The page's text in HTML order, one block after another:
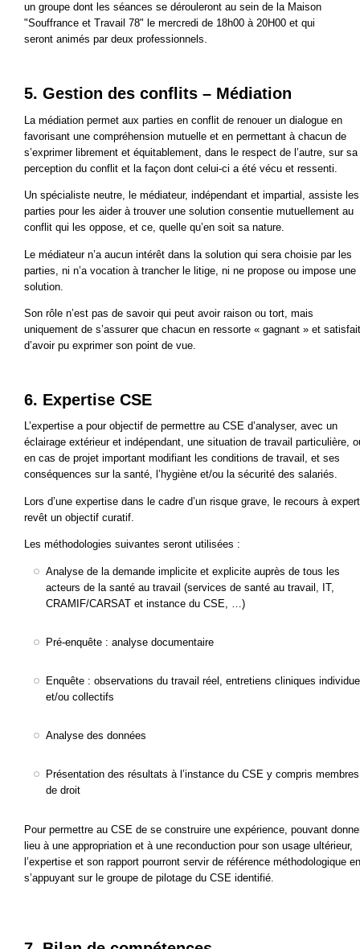
un groupe dont les séances se dérouleront au sein de la Maison
"Souffrance et Travail 78" le mercredi de 18h00 à 20H00 et qui
seront animés par deux professionnels.
5. Gestion des conflits – Médiation
La médiation permet aux parties en conflit de renouer un dialogue en
favorisant une compréhension mutuelle et en permettant à chacun de
s’exprimer librement et équitablement, dans le respect de l’autre, sur sa
perception du conflit et la façon dont celui-ci a été vécu et ressenti.
Un spécialiste neutre, le médiateur, indépendant et impartial, assiste les
parties pour les aider à trouver une solution consentie mutuellement au
conflit qui les oppose, et ce, quelle qu’en soit sa nature.
Le médiateur n’a aucun intérêt dans la solution qui sera choisie par les
parties, ni n’a vocation à trancher le litige, ni ne propose ou impose une
solution.
Son rôle n’est pas de savoir qui peut avoir raison ou tort, mais
uniquement de s’assurer que chacun en ressorte « gagnant » et satisfait
d’avoir pu exprimer son point de vue.
6. Expertise CSE
L’expertise a pour objectif de permettre au CSE d’analyser, avec un
éclairage extérieur et indépendant, une situation de travail particulière,
en cas de projet important modifiant les conditions de travail, et ses
conséquences sur la santé, l’hygiène et/ou la sécurité des salariés.
Lors d’une expertise dans le cadre d’un risque grave, le recours à expert
revêt un objectif curatif.
Les méthodologies suivantes seront utilisées :
Analyse de la demande implicite et explicite auprès de tous les
acteurs de la santé au travail (services de santé au travail, IT,
CRAMIF/CARSAT et instance du CSE, …)
Pré-enquête : analyse documentaire
Enquête : observations du travail réel, entretiens cliniques
et/ou collectifs
Analyse des données
Présentation des résultats à l’instance du CSE y compris membres
de droit
Pour permettre au CSE de se construire une expérience, pouvant
lieu à une appropriation et à une reconduction pour son usage ultérieur,
l’expertise et son rapport pourront servir de référence méthodologique en
s’appuyant sur le groupe de pilotage du CSE identifié.